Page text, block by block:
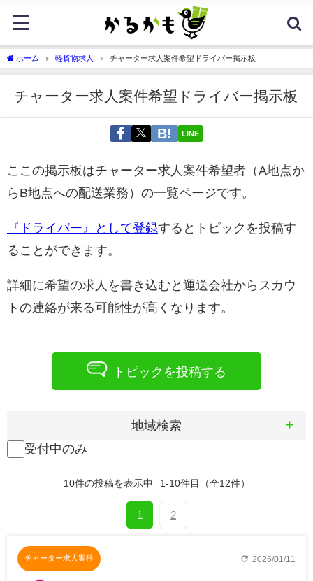
ホーム 軽貨物求人 チャーター求人案件希望ドライバー掲示板
チャーター求人案件希望ドライバー掲示板
LINE
ここの掲示板はチャーター求人案件希望者（A地点か
らB地点への配送業務）の一覧ページです。
『ドライバー』として登録するとトピックを投稿す
ることができます。
詳細に希望の求人を書き込むと運送会社からスカウ
トの連絡が来る可能性が高くなります。
トピックを投稿する
地域検索
受付中のみ
10件の投稿を表示中 1-10件目 （全12件）
1 2
チャーター求人案件 refresh 2026/01/11